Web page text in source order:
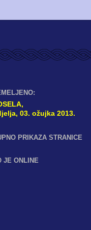
03. ožujka 2013.
PRIKAZA STRANICE
JE ONLINE